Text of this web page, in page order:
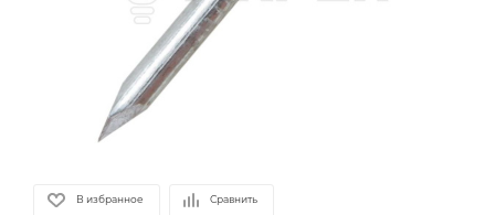
В избранное Сравнить